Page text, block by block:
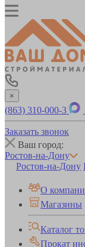
×
(863) 310-000-3
Заказать звонок
Ваш город:
Ростов-на-Дону
Ростов-на-Дону
О
Магазины
Каталог
Прокат